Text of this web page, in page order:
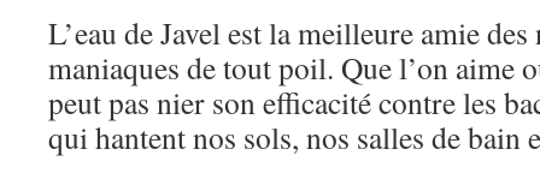
L’eau de Javel est la meilleure amie
maniaques de tout poil. Que l’on aime
peut pas nier son efficacité contre les
qui hantent nos sols, nos salles de bain